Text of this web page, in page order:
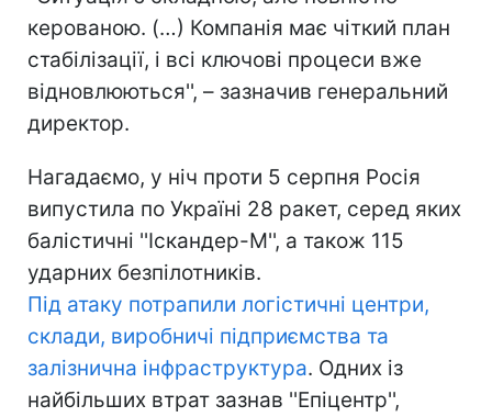
керованою. (…) Компанія має чіткий план
стабілізації, і всі ключові процеси вже
відновлюються'', – зазначив генеральний
директор.
Нагадаємо, у ніч проти 5 серпня Росія
випустила по Україні 28 ракет, серед яких
балістичні ''Іскандер-М'', а також 115
ударних безпілотників.
Під атаку потрапили логістичні центри,
склади, виробничі підприємства та
залізнична інфраструктура. Одних із
найбільших втрат зазнав ''Епіцентр'',